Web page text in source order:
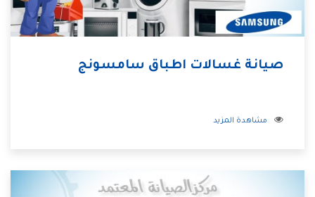
صيانة غسالات اطباق سامسونج
مشاهدة المزيد